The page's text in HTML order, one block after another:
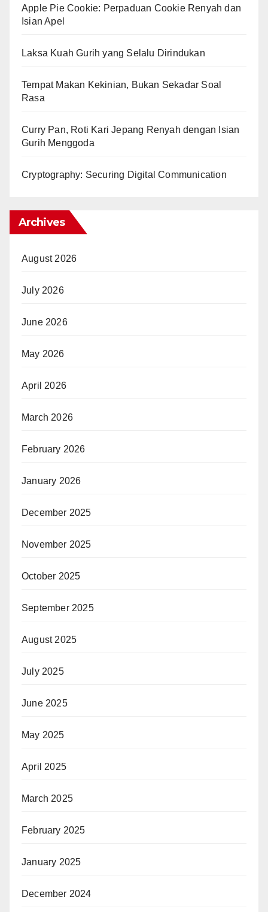
Apple Pie Cookie: Perpaduan Cookie Renyah dan
Isian Apel
Laksa Kuah Gurih yang Selalu Dirindukan
Tempat Makan Kekinian, Bukan Sekadar Soal
Rasa
Curry Pan, Roti Kari Jepang Renyah dengan Isian
Gurih Menggoda
Cryptography: Securing Digital Communication
Archives
August 2026
July 2026
June 2026
May 2026
April 2026
March 2026
February 2026
January 2026
December 2025
November 2025
October 2025
September 2025
August 2025
July 2025
June 2025
May 2025
April 2025
March 2025
February 2025
January 2025
December 2024